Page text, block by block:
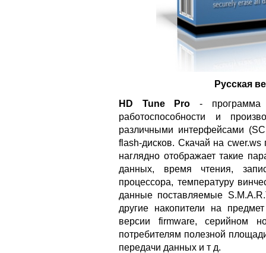
Русская
HD Tune Pro - программа
работоспособности и
различными интерфейсами
flash-дисков. Скачай на
наглядно отображает такие
данных, время чтения,
процессора, температуру
данные поставляемые
другие накопители на
версии firmware, серийном
потребителям полезной
передачи данных и т д.